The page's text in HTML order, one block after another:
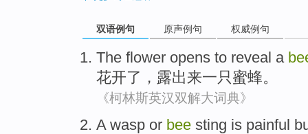
双语例句 原声例句 权威例句
The flower opens to reveal a
花开了，露出来一只蜜蜂。
《柯林斯英汉双解大词典》
A wasp or bee sting is painful